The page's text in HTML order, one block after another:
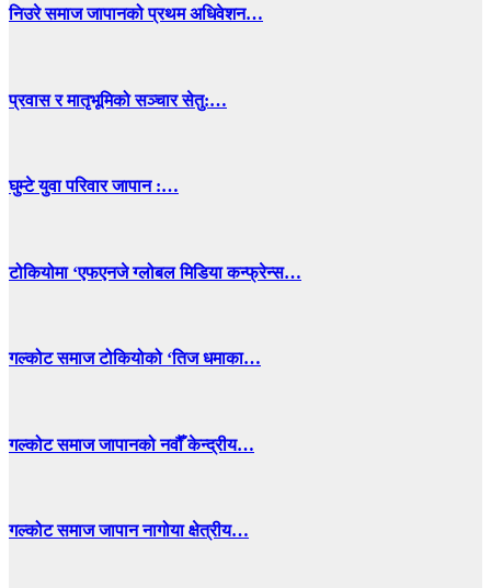
निउरे समाज जापानको प्रथम अधिवेशन…
प्रवास र मातृभूमिको सञ्चार सेतु:…
घुम्टे युवा परिवार जापान :…
टोकियोमा ‘एफएनजे ग्लोबल मिडिया कन्फ्रेन्स…
गल्कोट समाज टोकियोको ‘तिज धमाका…
गल्कोट समाज जापानको नवौँ केन्द्रीय…
गल्कोट समाज जापान नागोया क्षेत्रीय…